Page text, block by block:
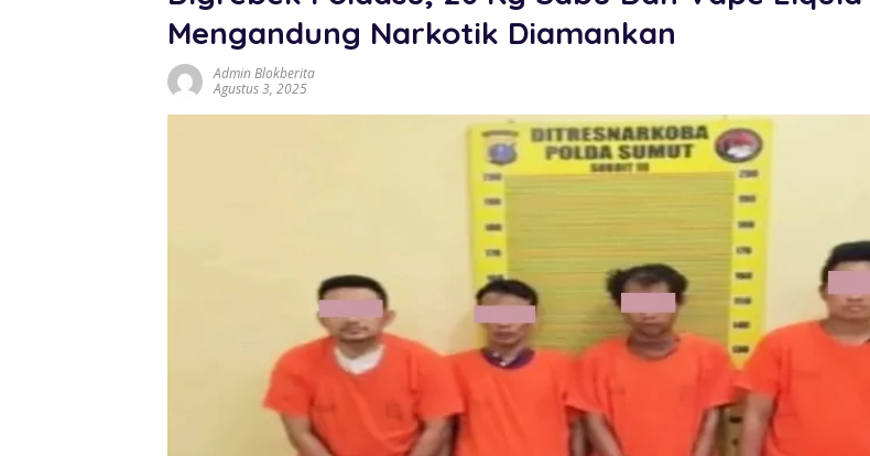
Mengandung Narkotik Diamankan
Admin Blokberita
Agustus 3, 2025